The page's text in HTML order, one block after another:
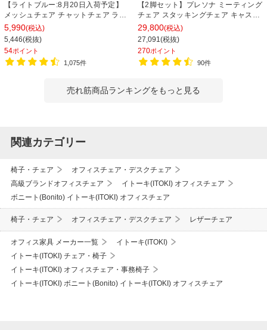
【ライトブルー:8月20日入荷予定】
メッシュチェア チャットチェア ラン
バーサポート オフィスチェア デスク
チェア 会議椅子 幅580×奥行580×高
さ835-930mm
5,990(税込)
5,446(税抜)
54ポイント
1,075件
【2脚セット】プレソナ ミーティング
チェア スタッキングチェア キャスタ
ー付き 座面クッション 幅570×奥行
565×高さ805mm 会議室 収納 法人
大人数 重ねる 会議用椅子 会議用チェ
ア
29,800(税込)
27,091(税抜)
270ポイント
90件
売れ筋商品ランキングをもっと見る
関連カテゴリー
椅子・チェア
オフィスチェア・デスクチェア
高級ブランドオフィスチェア
イトーキ(ITOKI) オフィスチェア
ボニート(Bonito) イトーキ(ITOKI) オフィスチェア
椅子・チェア オフィスチェア・デスクチェア レザーチェア
オフィス家具 メーカー一覧
イトーキ(ITOKI)
イトーキ(ITOKI) チェア・椅子
イトーキ(ITOKI) オフィスチェア・事務椅子
イトーキ(ITOKI) ボニート(Bonito) イトーキ(ITOKI) オフィスチェア